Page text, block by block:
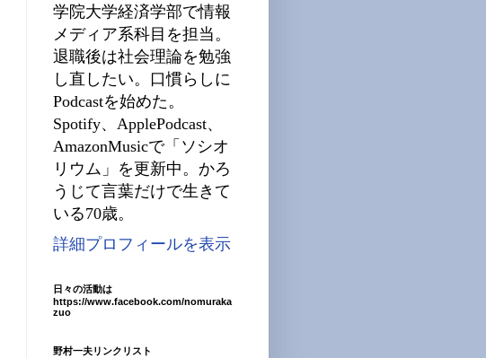
学院大学経済学部で情報
メディア系科目を担当。
退職後は社会理論を勉強
し直したい。口慣らしに
Podcastを始めた。
Spotify、ApplePodcast、
AmazonMusicで「ソシオ
リウム」を更新中。かろ
うじて言葉だけで生きて
いる70歳。
詳細プロフィールを表示
日々の活動は
https://www.facebook.com/nomuraka
zuo
野村一夫リンクリスト